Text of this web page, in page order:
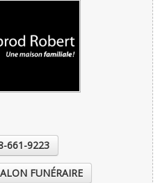
661-9223
FUNÉRAIRE